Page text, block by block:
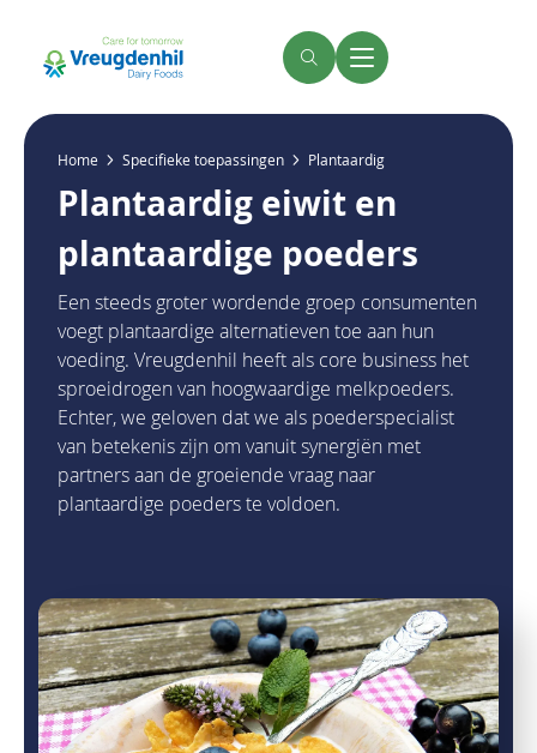
gaan
Zoeken Menu
Plantaardig eiwit en
plantaardige poeders
Een steeds groter wordende groep consumenten
voegt plantaardige alternatieven toe aan hun
voeding. Vreugdenhil heeft als core business het
sproeidrogen van hoogwaardige melkpoeders.
Echter, we geloven dat we als poederspecialist
van betekenis zijn om vanuit synergiën met
partners aan de groeiende vraag naar
plantaardige poeders te voldoen.
Kruimelpad
Home Specifieke toepassingen Plantaardig